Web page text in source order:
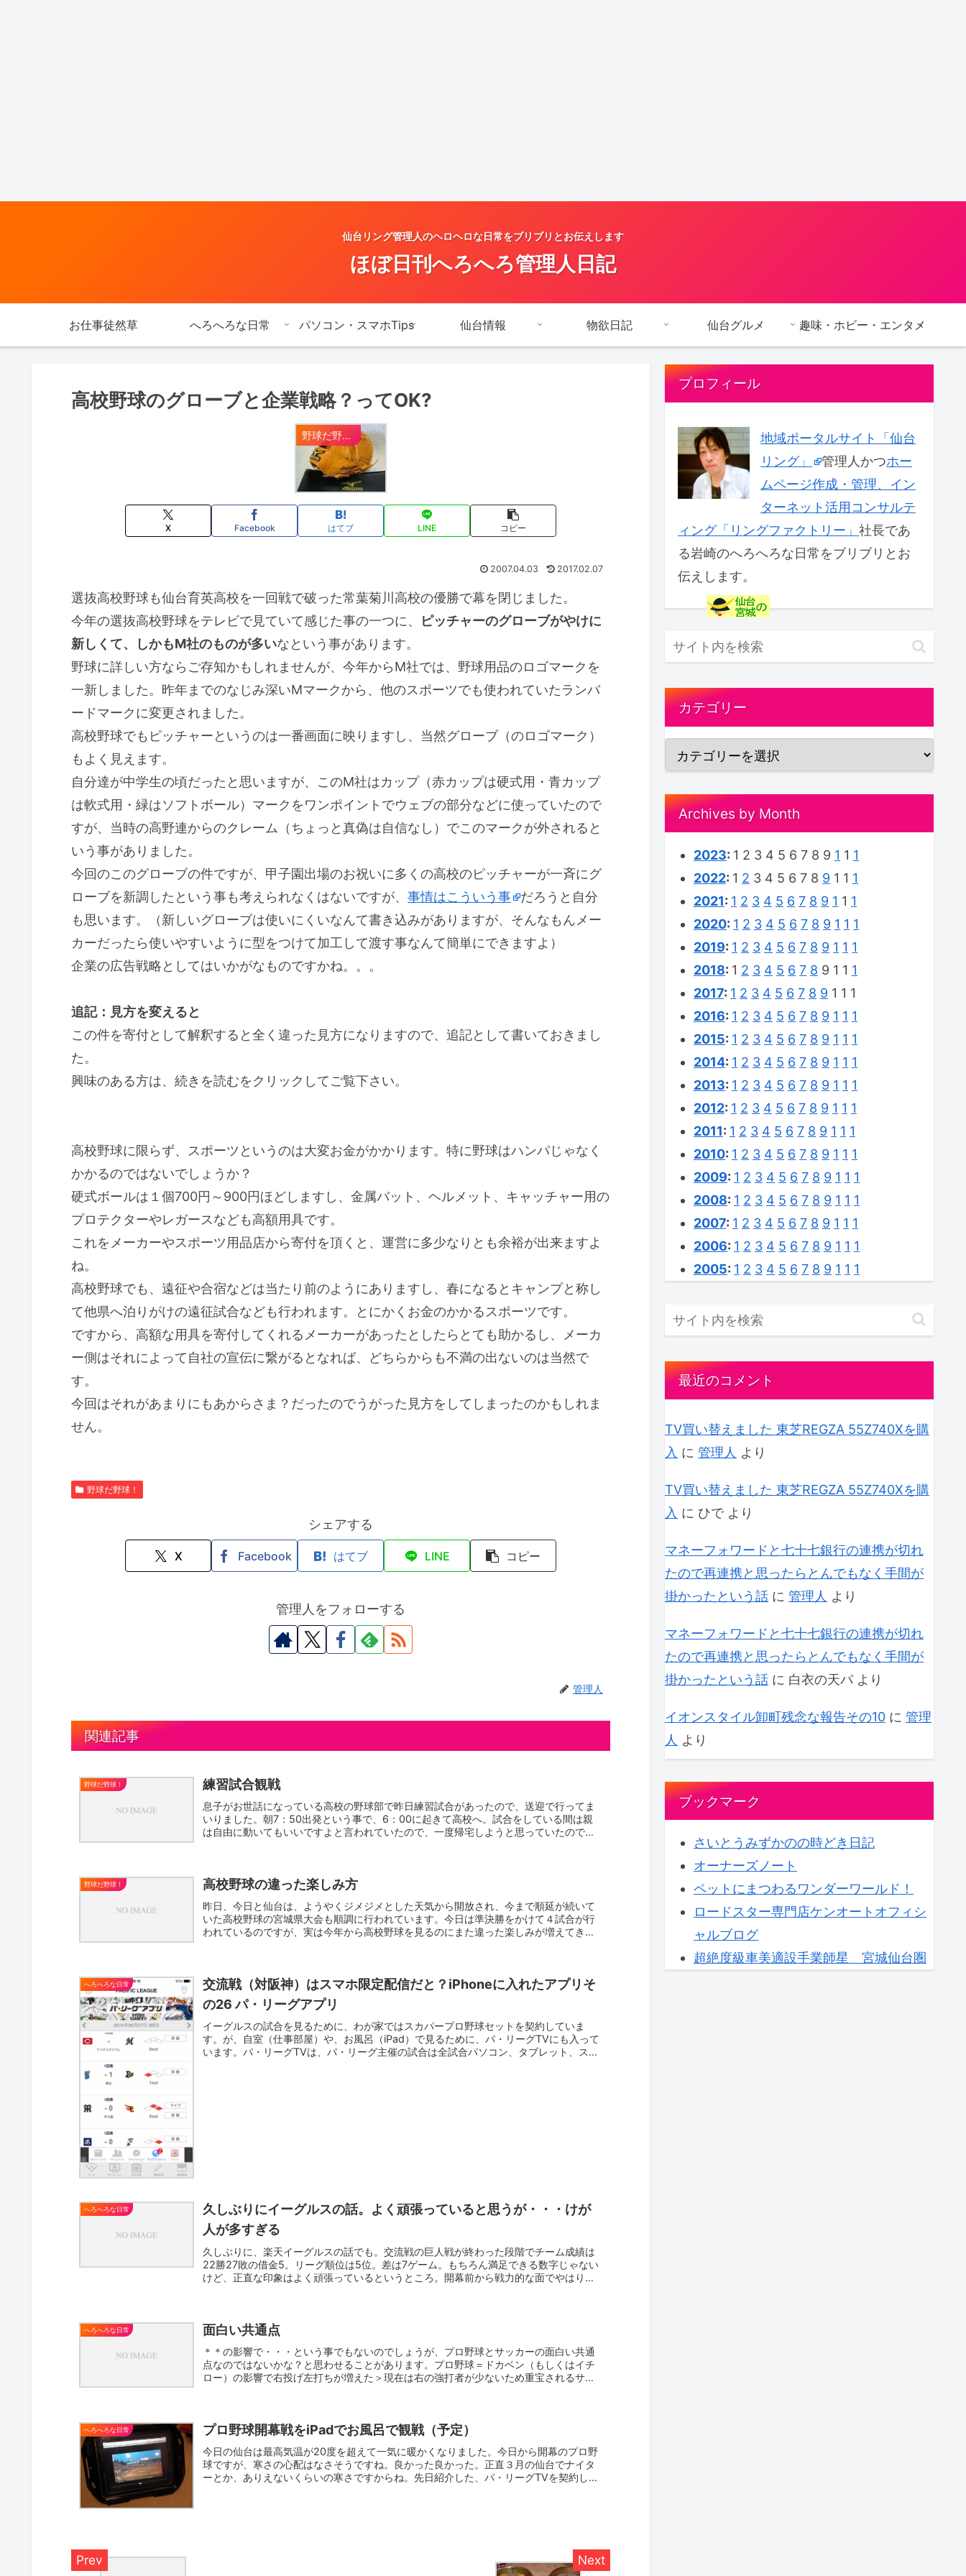
仙台リング管理人のヘロヘロな日常をブリブリとお伝えします
ほぼ日刊へろへろ管理人日記
お仕事徒然草 へろへろな日常 パソコン・スマホTips 仙台情報 物欲日記 仙台グルメ 趣味・ホビー・エンタメ
高校野球のグローブと企業戦略？ってOK?
野球だ野球！
X Facebook はてブ LINE コピー
2007.04.03 2017.02.07
選抜高校野球も仙台育英高校を一回戦で破った常葉菊川高校の優勝で幕を閉じました。
今年の選抜高校野球をテレビで見ていて感じた事の一つに、
ピッチャーのグローブがやけに
新しくて、しかもM社のものが多いなという事があります。
野球に詳しい方ならご存知かもしれませんが、今年からM社では、野球用品のロゴマークを
一新しました。昨年までのなじみ深いMマークから、他のスポーツでも使われていたランバ
ードマークに変更されました。
高校野球でもピッチャーというのは一番画面に映りますし、当然グローブ（のロゴマーク）
もよく見えます。
自分達が中学生の頃だったと思いますが、このM社はカップ（赤カップは硬式用・青カップ
は軟式用・緑はソフトボール）マークをワンポイントでウェブの部分などに使っていたので
すが、当時の高野連からのクレーム（ちょっと真偽は自信なし）でこのマークが外されると
いう事がありました。
今回のこのグローブの件ですが、甲子園出場のお祝いに多くの高校のピッチャーが一斉にグ
ローブを新調したという事も考えられなくはないですが、 事情はこういう事
だろうと自分
も思います。（新しいグローブは使いにくいなんて書き込みがありますが、そんなもんメー
カーだったら使いやすいように型をつけて加工して渡す事なんて簡単にできますよ）
企業の広告戦略としてはいかがなものですかね。。。
追記：見方を変えると
この件を寄付として解釈すると全く違った見方になりますので、追記として書いておきまし
た。
興味のある方は、続きを読むをクリックしてご覧下さい。
高校野球に限らず、スポーツというのは大変お金がかかります。特に野球はハンパじゃなく
かかるのではないでしょうか？
硬式ボールは１個700円～900円ほどしますし、金属バット、ヘルメット、キャッチャー用の
プロテクターやレガースなども高額用具です。
これをメーカーやスポーツ用品店から寄付を頂くと、運営に多少なりとも余裕が出来ますよ
ね。
高校野球でも、遠征や合宿などは当たり前のようにありますし、春になるとキャンプと称し
て他県へ泊りがけの遠征試合なども行われます。とにかくお金のかかるスポーツです。
ですから、高額な用具を寄付してくれるメーカーがあったとしたらとても助かるし、メーカ
ー側はそれによって自社の宣伝に繋がるとなれば、どちらからも不満の出ないのは当然で
す。
今回はそれがあまりにもあからさま？だったのでうがった見方をしてしまったのかもしれま
せん。
野球だ野球！
シェアする
X Facebook はてブ LINE コピー
管理人をフォローする
管理人
関連記事
野球だ野球！ 練習試合観戦
息子がお世話になっている高校の野球部で昨日練習試合があったので、送迎で行ってま
いりました。朝7：50出発という事で、6：00に起きて高校へ。試合をしている間は親
は自由に動いてもいいですよと言われていたので、一度帰宅しようと思っていたのです
野球だ野球！ 高校野球の違った楽しみ方
昨日、今日と仙台は、ようやくジメジメとした天気から開放され、今まで順延が続いて
いた高校野球の宮城県大会も順調に行われています。今日は準決勝をかけて４試合が行
われているのですが、実は今年から高校野球を見るのにまた違った楽しみが増えてきま
へろへろな日常
交流戦（対阪神）はスマホ限定配信だと？iPhoneに入れたアプリそ
の26 パ・リーグアプリ
イーグルスの試合を見るために、わが家ではスカパープロ野球セットを契約していま
す。が、自室（仕事部屋）や、お風呂（iPad）で見るために、パ・リーグTVにも入って
います。パ・リーグTVは、パ・リーグ主催の試合は全試合パソコン、タブレット、ス
へろへろな日常
久しぶりにイーグルスの話。よく頑張っていると思うが・・・けが
人が多すぎる
久しぶりに、楽天イーグルスの話でも。交流戦の巨人戦が終わった段階でチーム成績は
22勝27敗の借金5。リーグ順位は5位。差は7ゲーム。もちろん満足できる数字じゃない
けど、正直な印象はよく頑張っているというところ。開幕前から戦力的な面でやはり
へろへろな日常 面白い共通点
＊＊の影響で・・・という事でもないのでしょうが、プロ野球とサッカーの面白い共通
点なのではないかな？と思わせることがあります。プロ野球＝ドカベン（もしくはイチ
ロー）の影響で右投げ左打ちが増えた＞現在は右の強打者が少ないため重宝されるサッ
へろへろな日常 プロ野球開幕戦をiPadでお風呂で観戦（予定）
今日の仙台は最高気温が20度を超えて一気に暖かくなりました。今日から開幕のプロ野
球ですが、寒さの心配はなさそうですね。良かった良かった。正直３月の仙台でナイタ
ーとか、ありえないくらいの寒さですからね。先日紹介した、パ・リーグTVを契約し、
プロフィール
地域ポータルサイト「仙台
リング」
管理人かつホー
ムページ作成・管理、イン
ターネット活用コンサルテ
ィング「リングファクトリー」 社長であ
る岩崎のへろへろな日常をブリブリとお
伝えします。
カテゴリー
Archives by Month
2023: 1 2 3 4 5 6 7 8 9 1 1 1
2022: 1 2 3 4 5 6 7 8 9 1 1 1
2021: 1 2 3 4 5 6 7 8 9 1 1 1
2020: 1 2 3 4 5 6 7 8 9 1 1 1
2019: 1 2 3 4 5 6 7 8 9 1 1 1
2018: 1 2 3 4 5 6 7 8 9 1 1 1
2017: 1 2 3 4 5 6 7 8 9 1 1 1
2016: 1 2 3 4 5 6 7 8 9 1 1 1
2015: 1 2 3 4 5 6 7 8 9 1 1 1
2014: 1 2 3 4 5 6 7 8 9 1 1 1
2013: 1 2 3 4 5 6 7 8 9 1 1 1
2012: 1 2 3 4 5 6 7 8 9 1 1 1
2011: 1 2 3 4 5 6 7 8 9 1 1 1
2010: 1 2 3 4 5 6 7 8 9 1 1 1
2009: 1 2 3 4 5 6 7 8 9 1 1 1
2008: 1 2 3 4 5 6 7 8 9 1 1 1
2007: 1 2 3 4 5 6 7 8 9 1 1 1
2006: 1 2 3 4 5 6 7 8 9 1 1 1
2005: 1 2 3 4 5 6 7 8 9 1 1 1
最近のコメント
TV買い替えました 東芝REGZA 55Z740Xを購
入 に 管理人 より
TV買い替えました 東芝REGZA 55Z740Xを購
入 に ひでより
マネーフォワードと七十七銀行の連携が切れ
たので再連携と思ったらとんでもなく手間が
掛かったという話 に 管理人 より
マネーフォワードと七十七銀行の連携が切れ
たので再連携と思ったらとんでもなく手間が
掛かったという話 に 白衣の天パより
イオンスタイル卸町残念な報告その10 に 管理
人 より
ブックマーク
さいとうみずかのの時どき日記
オーナーズノート
ペットにまつわるワンダーワールド！
ロードスター専門店ケンオートオフィシ
ャルブログ
超絶度級車美適設手業師星 宮城仙台圏